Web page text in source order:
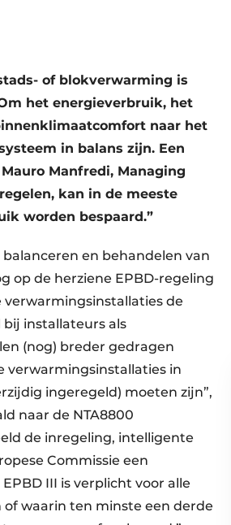
of blokverwarming is
het energieverbruik, het
naar het
in balans zijn. Een
Manfredi, Managing
kan in de meeste
worden bespaard.”
en behandelen van
op de herziene EPBD-regeling
verwarmingsinstallaties de
installateurs als
(nog) breder gedragen
verwarmingsinstallaties in
ingeregeld) moeten zijn”,
naar de NTA8800
de inregeling, intelligente
Commissie een
III is verplicht voor alle
waarin ten minste een derde